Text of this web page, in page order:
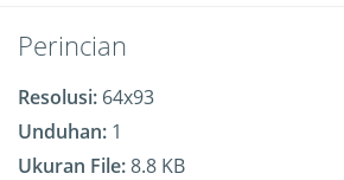
Perincian
Resolusi: 64x93
Unduhan: 1
Ukuran File:8.8 KB